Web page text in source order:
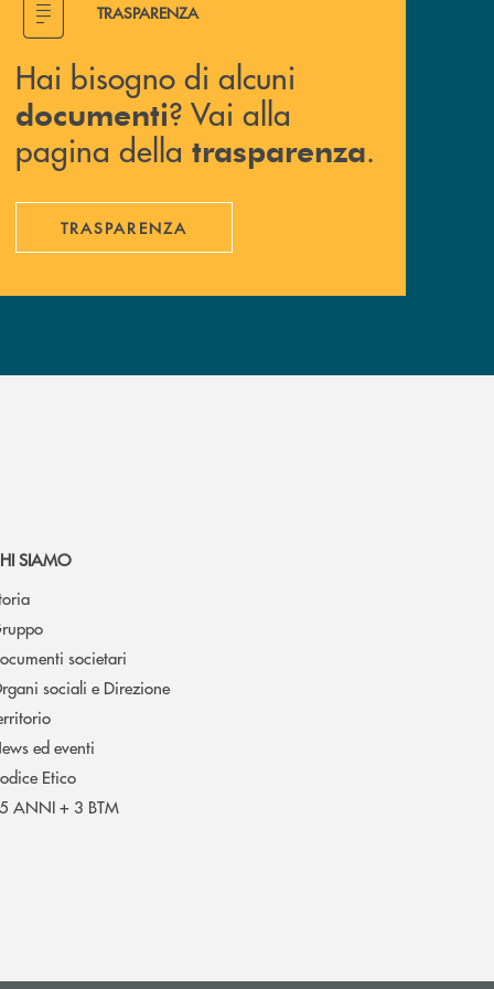
TRASPARENZA
Hai bisogno di alcuni
documenti? Vai alla
pagina della trasparenza.
TRASPARENZA
SIAMO
societari
sociali e Direzione
ed eventi
Etico
ANNI + 3 BTM